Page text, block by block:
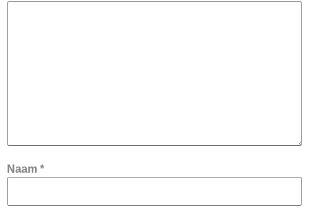
Naam *